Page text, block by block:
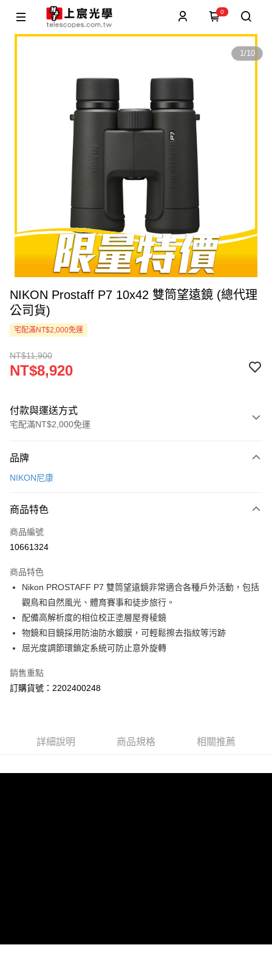
0
1/10
NIKON Prostaff P7 10x42 雙筒望遠鏡 (總代理
公司貨)
宅配滿NT$2,000免運
NT$11,900
NT$8,920
付款與運送方式
宅配滿NT$2,000免運
信用卡一次付款
Apple Pay
ATM付款
郵寄到府(台灣本島適用)
每筆NT$100，滿NT$2,000(含以上)免運費
台灣離島寄送(基本運費100元+離島加收80元)
每筆NT$180，滿NT$2,000(含以上)免運費
品牌
NIKON尼康
商品特色
商品編號
10661324
商品特色
Nikon PROSTAFF P7 雙筒望遠鏡非常適合各種戶外活動，包括
觀鳥和自然風光、體育賽事和徒步旅行。
配備高解析度的相位校正塗層屋脊稜鏡
物鏡和目鏡採用防油防水鍍膜，可輕鬆擦去指紋等污跡
屈光度調節環鎖定系統可防止意外旋轉
銷售重點
訂購貨號：2202400248
詳細說明 商品規格 相關推薦